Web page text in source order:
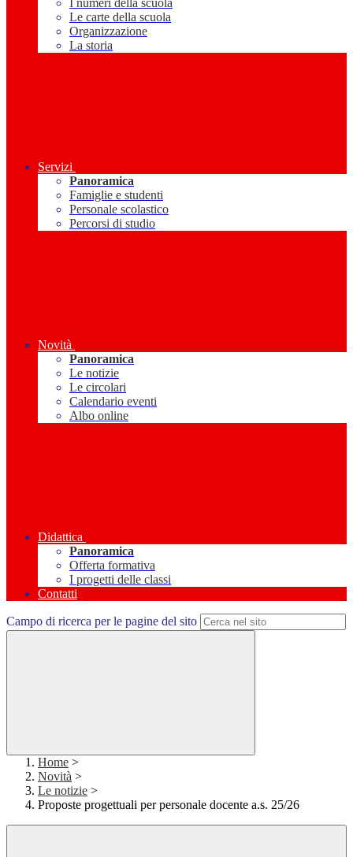
I numeri della scuola
Le carte della scuola
Organizzazione
La storia
Servizi
Panoramica
Famiglie e studenti
Personale scolastico
Percorsi di studio
Novità
Panoramica
Le notizie
Le circolari
Calendario eventi
Albo online
Didattica
Panoramica
Offerta formativa
I progetti delle classi
Contatti
Campo di ricerca per le pagine del sito
Home >
Novità >
Le notizie >
Proposte progettuali per personale docente a.s. 25/26